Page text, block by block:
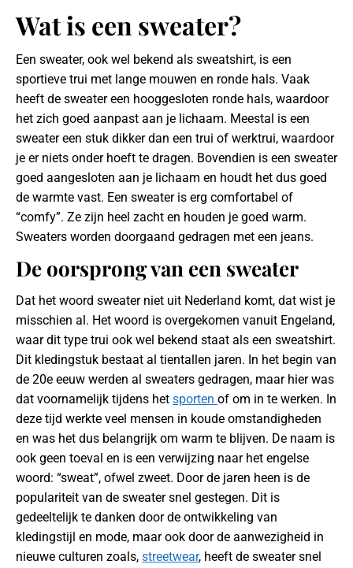
Wat is een sweater?
Een sweater, ook wel bekend als sweatshirt, is een
sportieve trui met lange mouwen en ronde hals. Vaak
heeft de sweater een hooggesloten ronde hals, waardoor
het zich goed aanpast aan je lichaam. Meestal is een
sweater een stuk dikker dan een trui of werktrui, waardoor
je er niets onder hoeft te dragen. Bovendien is een sweater
goed aangesloten aan je lichaam en houdt het dus goed
de warmte vast. Een sweater is erg comfortabel of
“comfy”. Ze zijn heel zacht en houden je goed warm.
Sweaters worden doorgaand gedragen met een jeans.
De oorsprong van een sweater
Dat het woord sweater niet uit Nederland komt, dat wist je
misschien al. Het woord is overgekomen vanuit Engeland,
waar dit type trui ook wel bekend staat als een sweatshirt.
Dit kledingstuk bestaat al tientallen jaren. In het begin van
de 20e eeuw werden al sweaters gedragen, maar hier was
dat voornamelijk tijdens het sporten of om in te werken. In
deze tijd werkte veel mensen in koude omstandigheden
en was het dus belangrijk om warm te blijven. De naam is
ook geen toeval en is een verwijzing naar het engelse
woord: “sweat”, ofwel zweet. Door de jaren heen is de
populariteit van de sweater snel gestegen. Dit is
gedeeltelijk te danken door de ontwikkeling van
kledingstijl en mode, maar ook door de aanwezigheid in
nieuwe culturen zoals, streetwear, heeft de sweater snel